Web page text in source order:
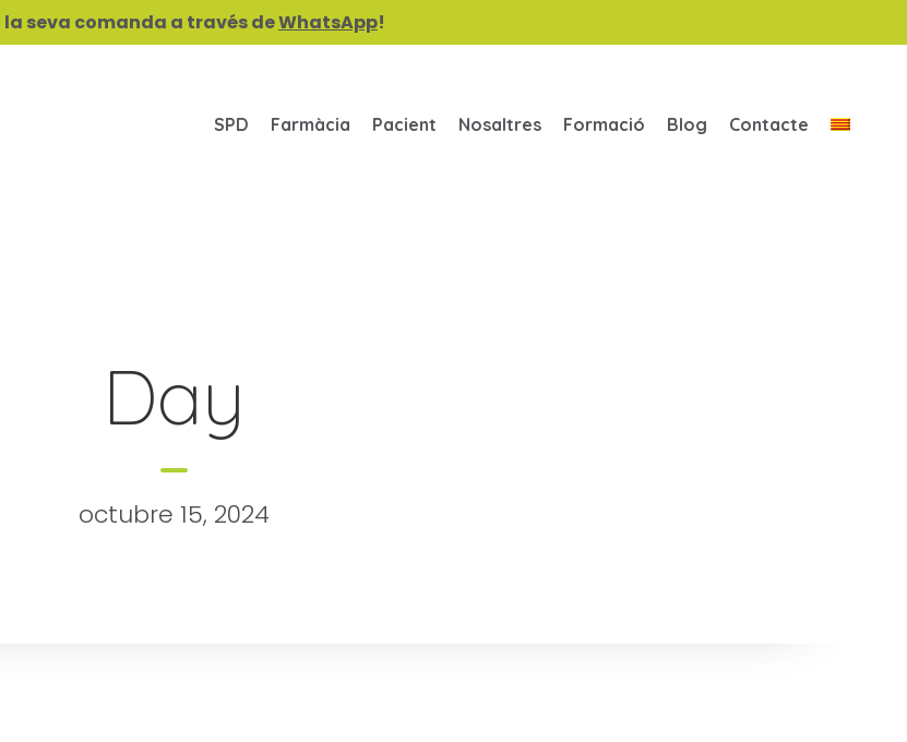
la seva comanda a través deWhatsApp!
SPD Farmàcia Pacient Nosaltres Formació Blog Contacte
Day
octubre 15, 2024